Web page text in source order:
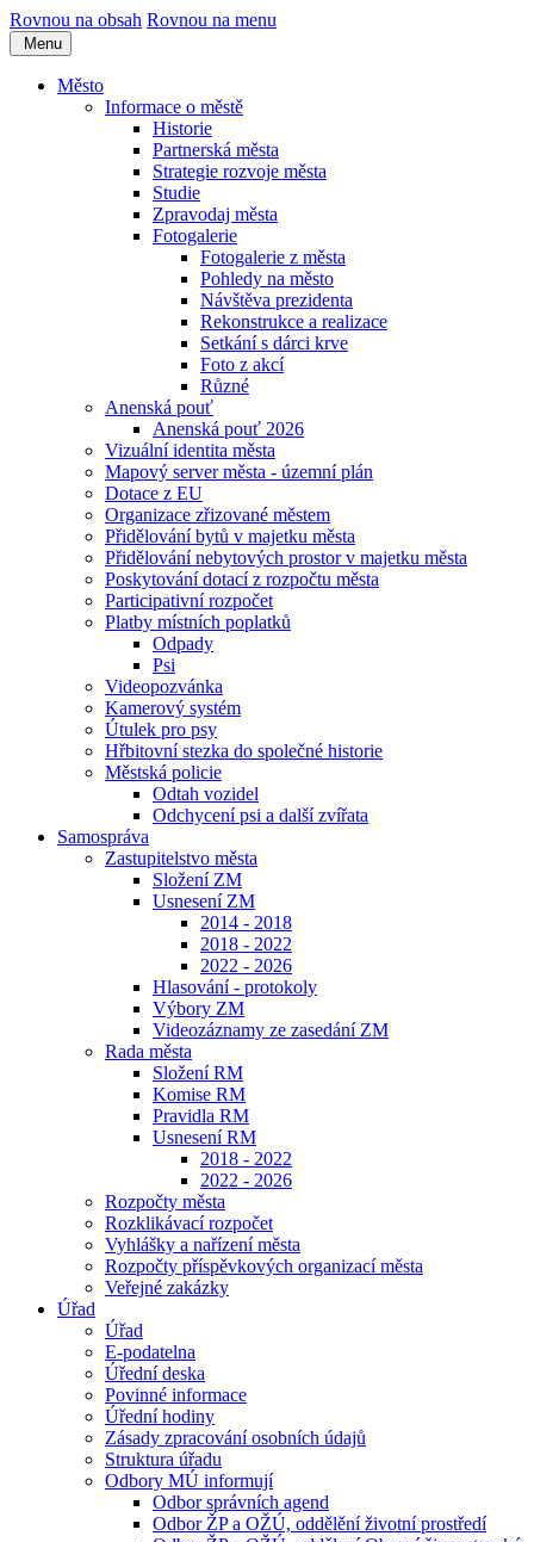
Rovnou na obsah Rovnou na menu
Menu
Město
Informace o městě
Historie
Partnerská města
Strategie rozvoje města
Studie
Zpravodaj města
Fotogalerie
Fotogalerie z města
Pohledy na město
Návštěva prezidenta
Rekonstrukce a realizace
Setkání s dárci krve
Foto z akcí
Různé
Anenská pouť
Anenská pouť 2026
Vizuální identita města
Mapový server města - územní plán
Dotace z EU
Organizace zřizované městem
Přidělování bytů v majetku města
Přidělování nebytových prostor v majetku města
Poskytování dotací z rozpočtu města
Participativní rozpočet
Platby místních poplatků
Odpady
Psi
Videopozvánka
Kamerový systém
Útulek pro psy
Hřbitovní stezka do společné historie
Městská policie
Odtah vozidel
Odchycení psi a další zvířata
Samospráva
Zastupitelstvo města
Složení ZM
Usnesení ZM
2014 - 2018
2018 - 2022
2022 - 2026
Hlasování - protokoly
Výbory ZM
Videozáznamy ze zasedání ZM
Rada města
Složení RM
Komise RM
Pravidla RM
Usnesení RM
2018 - 2022
2022 - 2026
Rozpočty města
Rozklikávací rozpočet
Vyhlášky a nařízení města
Rozpočty příspěvkových organizací města
Veřejné zakázky
Úřad
Úřad
E-podatelna
Úřední deska
Povinné informace
Úřední hodiny
Zásady zpracování osobních údajů
Struktura úřadu
Odbory MÚ informují
Odbor správních agend
Odbor ŽP a OŽÚ, oddělění životní prostředí